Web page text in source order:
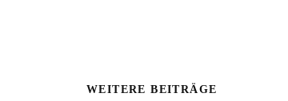
WEITERE BEITRÄGE